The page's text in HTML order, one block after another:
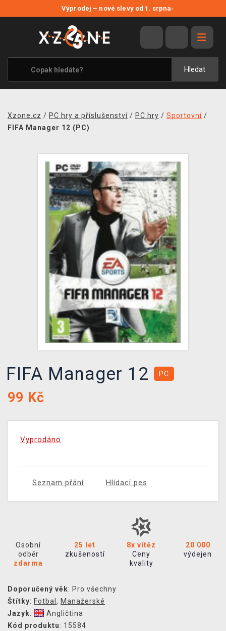
Výprodej – nové slevy od 1. srpna›
Hledat
VÝPRODEJ
VIDEOHRY
XZONE ORIGINALS
TÉMATIKY
MERCHANDISE
KONTAKT
PRODEJNY
XZONE KLUB
TCG & BOARDGAME HUB
VÝKUP HER (BAZAR)
Xzone.cz / PC hry a příslušenství / PC hry / Sportovní /
FIFA Manager 12 (PC)
FIFA Manager 12 PC
99 Kč
Vyprodáno
Seznam přání Hlídací pes
Osobní
odběr
zdarma
25 let
zkušeností
8x vítěz
Ceny
kvality
20 000
výdejen
Doporučený věk: Pro všechny
Štítky: Fotbal , Manažerské
Jazyk:
Angličtina
Kód produktu: 15584